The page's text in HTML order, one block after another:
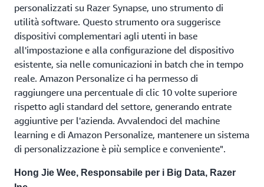
personalizzati su Razer Synapse, uno strumento di
utilità software. Questo strumento ora suggerisce
dispositivi complementari agli utenti in base
all'impostazione e alla configurazione del dispositivo
esistente, sia nelle comunicazioni in batch che in tempo
reale. Amazon Personalize ci ha permesso di
raggiungere una percentuale di clic 10 volte superiore
rispetto agli standard del settore, generando entrate
aggiuntive per l'azienda. Avvalendoci del machine
learning e di Amazon Personalize, mantenere un sistema
di personalizzazione è più semplice e conveniente".
Hong Jie Wee, Responsabile per i Big Data, Razer